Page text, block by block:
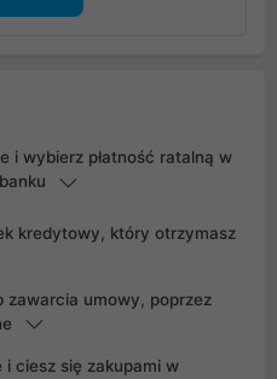
i wybierz płatność ratalną w
kredytowy, który otrzymasz
zawarcia umowy, poprzez
i ciesz się zakupami w